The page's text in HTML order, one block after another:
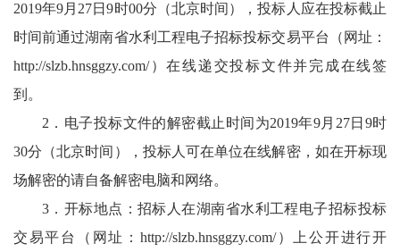
2019年9月27日9时00分（北京时间），投标人应在投标截止
时间前通过湖南省水利工程电子招标投标交易平台（网址：
http://slzb.hnsggzy.com/）在线递交投标文件并完成在线签
到。
2．电子投标文件的解密截止时间为2019年9月27日9时
30分（北京时间），投标人可在单位在线解密，如在开标现
场解密的请自备解密电脑和网络。
3．开标地点：招标人在湖南省水利工程电子招标投标
交易平台（网址：http://slzb.hnsggzy.com/）上公开进行开